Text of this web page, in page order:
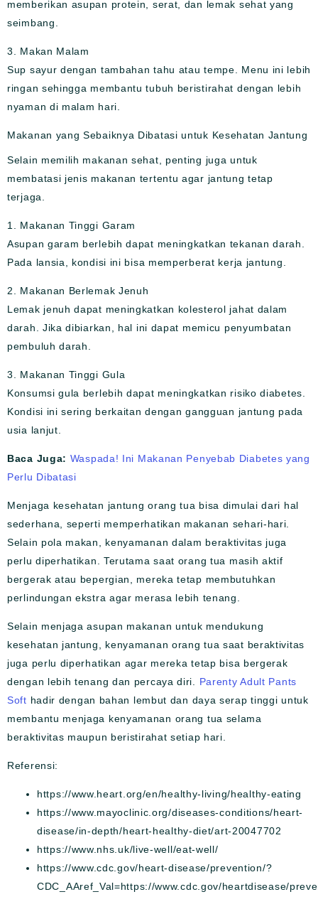
memberikan asupan protein, serat, dan lemak sehat yang
seimbang.
3. Makan Malam
Sup sayur dengan tambahan tahu atau tempe. Menu ini lebih
ringan sehingga membantu tubuh beristirahat dengan lebih
nyaman di malam hari.
Makanan yang Sebaiknya Dibatasi untuk Kesehatan Jantung
Selain memilih makanan sehat, penting juga untuk
membatasi jenis makanan tertentu agar jantung tetap
terjaga.
1. Makanan Tinggi Garam
Asupan garam berlebih dapat meningkatkan tekanan darah.
Pada lansia, kondisi ini bisa memperberat kerja jantung.
2. Makanan Berlemak Jenuh
Lemak jenuh dapat meningkatkan kolesterol jahat dalam
darah. Jika dibiarkan, hal ini dapat memicu penyumbatan
pembuluh darah.
3. Makanan Tinggi Gula
Konsumsi gula berlebih dapat meningkatkan risiko diabetes.
Kondisi ini sering berkaitan dengan gangguan jantung pada
usia lanjut.
Baca Juga: Waspada! Ini Makanan Penyebab Diabetes yang
Perlu Dibatasi
Menjaga kesehatan jantung orang tua bisa dimulai dari hal
sederhana, seperti memperhatikan makanan sehari-hari.
Selain pola makan, kenyamanan dalam beraktivitas juga
perlu diperhatikan. Terutama saat orang tua masih aktif
bergerak atau bepergian, mereka tetap membutuhkan
perlindungan ekstra agar merasa lebih tenang.
Selain menjaga asupan makanan untuk mendukung
kesehatan jantung, kenyamanan orang tua saat beraktivitas
juga perlu diperhatikan agar mereka tetap bisa bergerak
dengan lebih tenang dan percaya diri. Parenty Adult Pants
Soft hadir dengan bahan lembut dan daya serap tinggi untuk
membantu menjaga kenyamanan orang tua selama
beraktivitas maupun beristirahat setiap hari.
Referensi:
https://www.heart.org/en/healthy-living/healthy-eating
https://www.mayoclinic.org/diseases-conditions/heart-
disease/in-depth/heart-healthy-diet/art-20047702
https://www.nhs.uk/live-well/eat-well/
https://www.cdc.gov/heart-disease/prevention/?
CDC_AAref_Val=https://www.cdc.gov/heartdisease/